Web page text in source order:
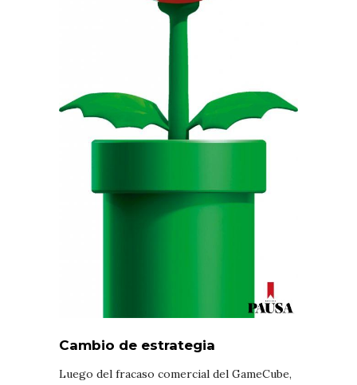
Cambio de estrategia
Luego del fracaso comercial del GameCube,